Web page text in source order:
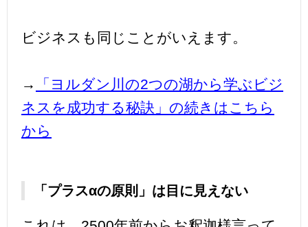
ビジネスも同じことがいえます。
→
「ヨルダン川の2つの湖から学ぶビジ
ネスを成功する秘訣」の続きはこちら
から
「プラスαの原則」は目に見えない